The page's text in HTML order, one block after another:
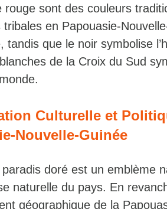
rouge sont des couleurs
tribales en Papouasie-
tandis que le noir symbolise
de la Croix du Sud
Culturelle et
Nouvelle-Guinée
paradis doré est un emblème
naturelle du pays. En
géographique de la